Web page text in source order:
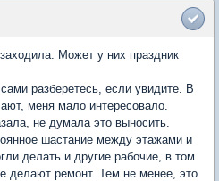
Может у них праздник
разберетесь, если увидите. В
меня мало интересовало.
не думала это выносить.
шастание между этажами и
делать и другие рабочие, в том
делают ремонт. Тем не менее, это